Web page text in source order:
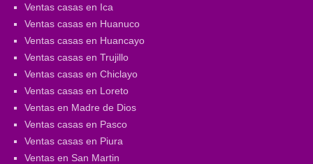
Ventas casas en Ica
Ventas casas en Huanuco
Ventas casas en Huancayo
Ventas casas en Trujillo
Ventas casas en Chiclayo
Ventas casas en Loreto
Ventas en Madre de Dios
Ventas casas en Pasco
Ventas casas en Piura
Ventas en San Martin